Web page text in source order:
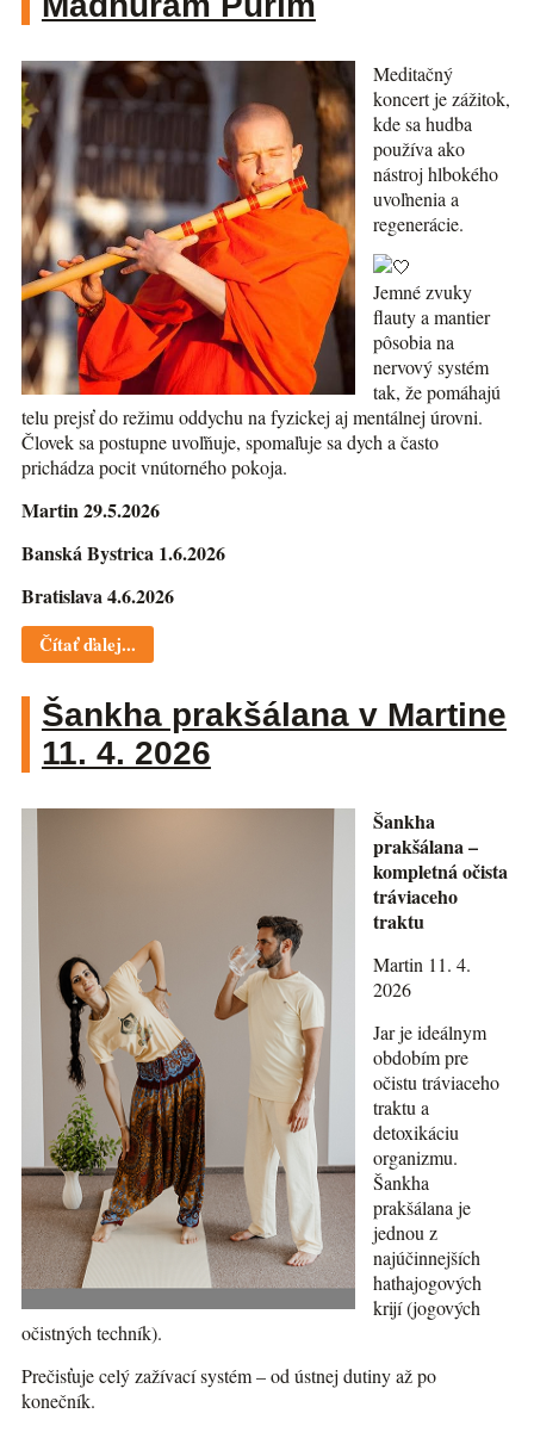
Meditačný
koncert je zážitok,
kde sa hudba
používa ako
nástroj hlbokého
uvoľnenia a
regenerácie.
Jemné zvuky
flauty a mantier
pôsobia na
nervový systém
tak, že pomáhajú
telu prejsť do režimu oddychu na fyzickej aj mentálnej úrovni.
Človek sa postupne uvoľňuje, spomaľuje sa dych a často
prichádza pocit vnútorného pokoja.
Martin 29.5.2026
Banská Bystrica 1.6.2026
Bratislava 4.6.2026
Čítať ďalej...
Šankha prakšálana v Martine
11. 4. 2026
Šankha
prakšálana –
kompletná očista
tráviaceho
traktu
Martin 11. 4.
2026
Jar je ideálnym
obdobím pre
očistu tráviaceho
traktu a
detoxikáciu
organizmu.
Šankha
prakšálana je
jednou z
najúčinnejších
hathajogových
krijí (jogových
očistných techník).
Prečisťuje celý zažívací systém – od ústnej dutiny až po
konečník.